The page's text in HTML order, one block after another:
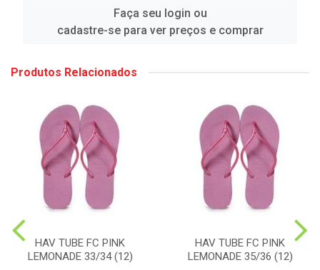
Faça seu login ou
cadastre-se para ver preços e comprar
Produtos Relacionados
HAV TUBE FC PINK
LEMONADE 33/34 (12)
HAV TUBE FC PINK
LEMONADE 35/36 (12)